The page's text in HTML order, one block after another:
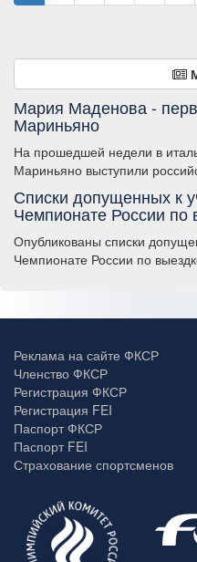
Мария Маденова -
Мариньяно
На прошедшей недели в
Мариньяно выступили
Списки допущенных к
Чемпионате России по
Опубликованы списки
Чемпионате России по
Реклама на сайте ФКСР
Членство ФКСР
Регистрация ФКСР
Регистрация FEI
Паспорт ФКСР
Паспорт FEI
Страхование спортсменов